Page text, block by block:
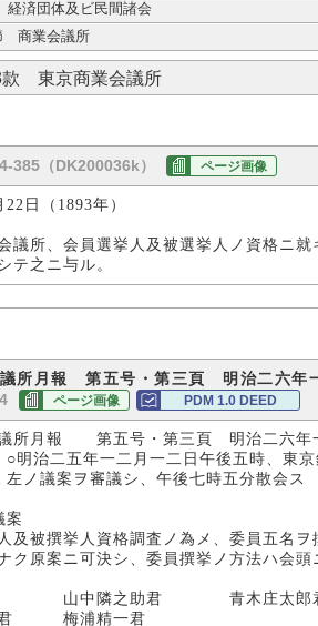
済団体及ビ民間諸会
商業会議所
東京商業会議所
385（DK200036k） ページ画像
日（1893年）
議所、会員選挙人及被選挙人ノ資格ニ
テ之ニ与ル。
議所月報 第五号・第三頁 明治二六
ページ画像 PDM 1.0 DEED
議所月報 第五号・第三頁 明治二六年
明治二五年一二月一二日午後五時、東
議案ヲ審議シ、午後七時五分散会ス
案
及被撰挙人資格調査ノ為メ、委員五名ヲ
ク原案ニ可決シ、委員撰挙ノ方法ハ会
君 山中隣之助君 青木庄太郎
君 梅浦精一君